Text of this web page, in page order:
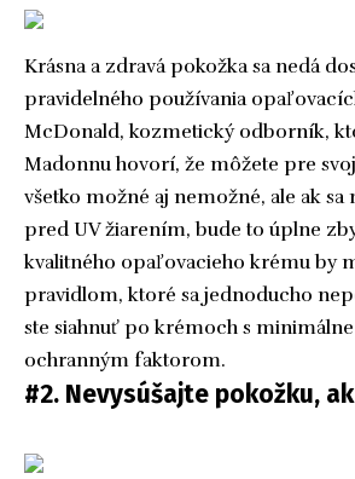
Krásna a zdravá pokožka sa nedá
pravidelného používania
McDonald, kozmetický odborník,
Madonnu hovorí, že môžete pre
všetko možné aj nemožné, ale ak
pred UV žiarením, bude to úplne
kvalitného opaľovacieho krému by
pravidlom, ktoré sa jednoducho
ste siahnuť po krémoch s minimálne
ochranným faktorom.
#2. Nevysúšajte pokožku,